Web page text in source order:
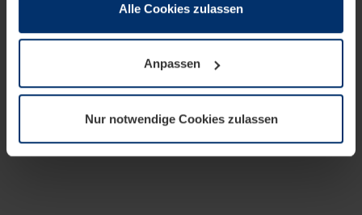
wenn diese für den Betrieb dieser Seite unbedingt
notwendig sind. Für alle anderen Cookie-Typen benötigen
wir Ihre Erlaubnis. Ihre Einwilligung können Sie jederzeit
Datenschutzerklärungunserer Website ändern oder
widerrufen.
Alle Cookies zulassen
Anpassen
Nur notwendige Cookies zulassen